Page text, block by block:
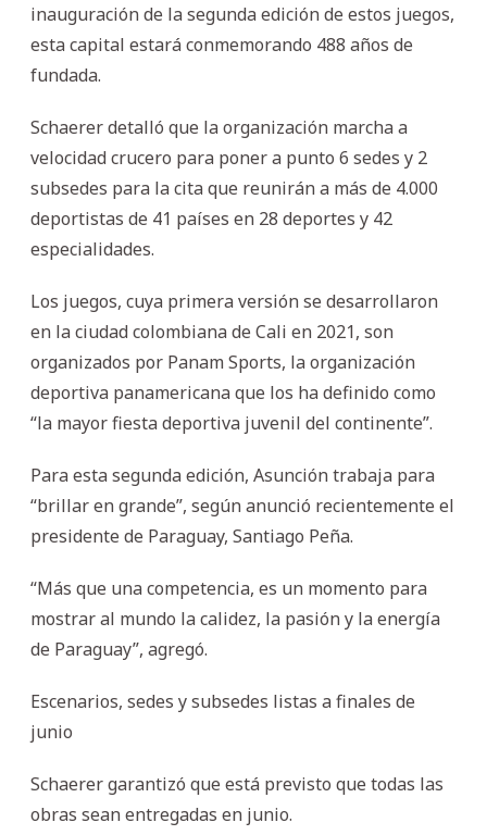
inauguración de la segunda edición de estos juegos,
esta capital estará conmemorando 488 años de
fundada.
Schaerer detalló que la organización marcha a
velocidad crucero para poner a punto 6 sedes y 2
subsedes para la cita que reunirán a más de 4.000
deportistas de 41 países en 28 deportes y 42
especialidades.
Los juegos, cuya primera versión se desarrollaron
en la ciudad colombiana de Cali en 2021, son
organizados por Panam Sports, la organización
deportiva panamericana que los ha definido como
“la mayor fiesta deportiva juvenil del continente”.
Para esta segunda edición, Asunción trabaja para
“brillar en grande”, según anunció recientemente el
presidente de Paraguay, Santiago Peña.
“Más que una competencia, es un momento para
mostrar al mundo la calidez, la pasión y la energía
de Paraguay”, agregó.
Escenarios, sedes y subsedes listas a finales de
junio
Schaerer garantizó que está previsto que todas las
obras sean entregadas en junio.